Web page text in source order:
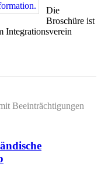
Die
Broschüre ist
Integrationsverein
Beeinträchtigungen